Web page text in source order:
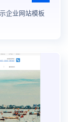
企业网站模板